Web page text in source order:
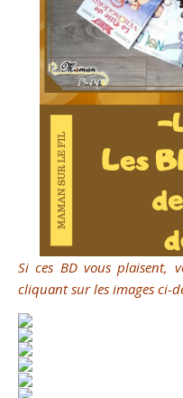
Si ces BD vous plaisent,
cliquant sur les images ci-